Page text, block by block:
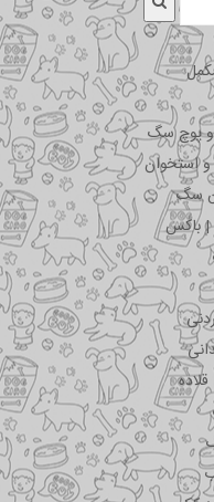
و پوچ سگ
استخوان
سگ
| باکس